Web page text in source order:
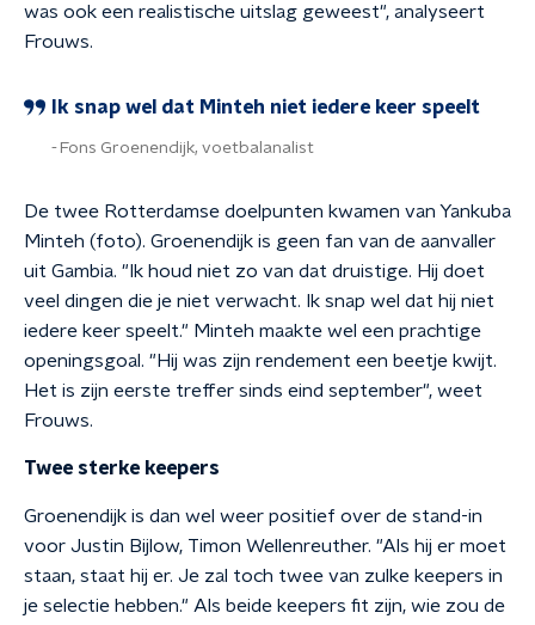
was ook een realistische uitslag geweest", analyseert
Frouws.
Ik snap wel dat Minteh niet iedere keer speelt
Fons Groenendijk, voetbalanalist
De twee Rotterdamse doelpunten kwamen van Yankuba
Minteh (foto). Groenendijk is geen fan van de aanvaller
uit Gambia. "Ik houd niet zo van dat druistige. Hij doet
veel dingen die je niet verwacht. Ik snap wel dat hij niet
iedere keer speelt." Minteh maakte wel een prachtige
openingsgoal. "Hij was zijn rendement een beetje kwijt.
Het is zijn eerste treffer sinds eind september", weet
Frouws.
Twee sterke keepers
Groenendijk is dan wel weer positief over de stand-in
voor Justin Bijlow, Timon Wellenreuther. "Als hij er moet
staan, staat hij er. Je zal toch twee van zulke keepers in
je selectie hebben." Als beide keepers fit zijn, wie zou de